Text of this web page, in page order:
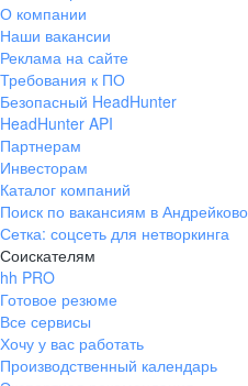
О компании
Наши вакансии
Реклама на сайте
Требования к ПО
Безопасный HeadHunter
HeadHunter API
Партнерам
Инвесторам
Каталог компаний
Поиск по вакансиям в Андрейково
Сетка: соцсеть для нетворкинга
Соискателям
hh PRO
Готовое резюме
Все сервисы
Хочу у вас работать
Производственный календарь